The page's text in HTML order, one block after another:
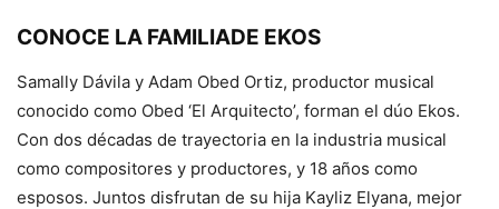
CONOCE LA FAMILIADE EKOS
Samally Dávila y Adam Obed Ortiz, productor musical
conocido como Obed ‘El Arquitecto’, forman el dúo Ekos.
Con dos décadas de trayectoria en la industria musical
como compositores y productores, y 18 años como
esposos. Juntos disfrutan de su hija Kayliz Elyana, mejor